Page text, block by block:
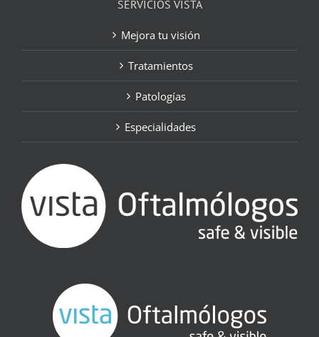
SERVICIOS VISTA
Mejora tu visión
Tratamientos
Patologías
Especialidades